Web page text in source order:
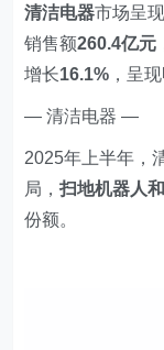
清洁电器市场呈
销售额260.4亿元
增长16.1% ，呈
— 清洁电器 —
2025年上半年，
局，扫地机器人
份额。